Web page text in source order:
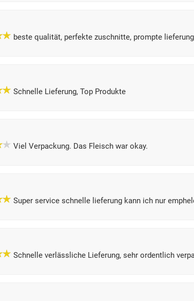
beste qualität, perfekte zuschnitte, prompte lieferung
Schnelle Lieferung, Top Produkte
Viel Verpackung. Das Fleisch war okay.
Super service schnelle lieferung kann ich nur
Schnelle verlässliche Lieferung, sehr ordentlich